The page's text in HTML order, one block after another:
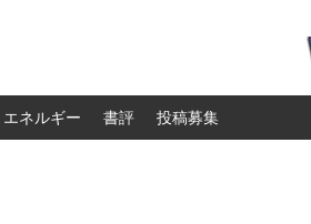
エネルギー 書評 投稿募集